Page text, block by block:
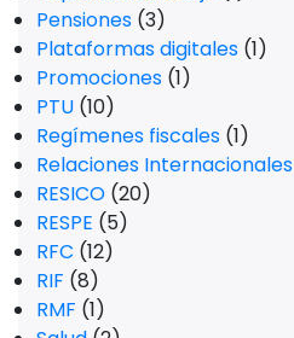
Pensiones (3)
Plataformas digitales (1)
Promociones (1)
PTU (10)
Regímenes fiscales (1)
Relaciones Internacionales
RESICO (20)
RESPE (5)
RFC (12)
RIF (8)
RMF (1)